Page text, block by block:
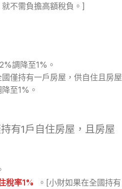
不需負擔高額稅負。]
調降至1%。
僅持有一戶房屋，供自住且房屋
至1%。
有1戶自住房屋，且房屋
稅率1%
。[小財如果在全國持有